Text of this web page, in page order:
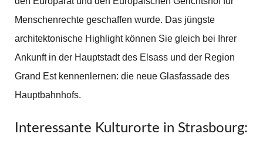
Menschenrechte geschaffen wurde. Das jüngste
architektonische Highlight können Sie gleich bei Ihrer
Ankunft in der Hauptstadt des Elsass und der Region
Grand Est kennenlernen: die neue Glasfassade des
Hauptbahnhofs.
Interessante Kulturorte in Strasbourg: